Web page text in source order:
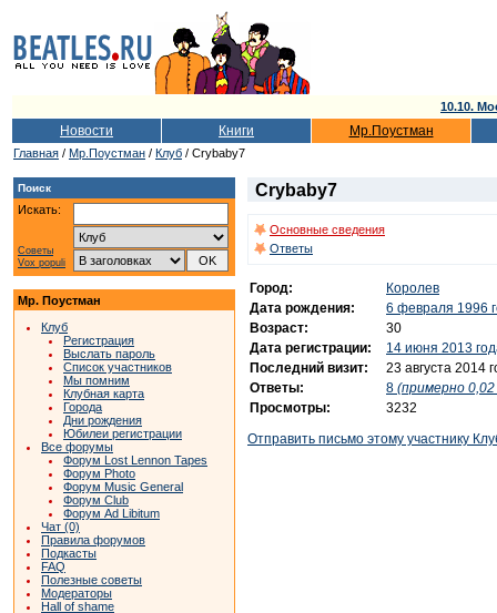
10.10.
Новости Книги Мр.Поустман
Главная / Мр.Поустман / Клуб / Crybaby7
Поиск
Искать:
Советы
Vox populi
Мр. Поустман
Клуб
Регистрация
Выслать пароль
Список участников
Мы помним
Клубная карта
Города
Дни рождения
Юбилеи регистрации
Все форумы
Форум Lost Lennon Tapes
Форум Photo
Форум Music General
Форум Club
Форум Ad Libitum
Чат (0)
Правила форумов
Подкасты
FAQ
Полезные советы
Модераторы
Hall of shame
Crybaby7
Основные сведения
Ответы
Город:
Королев
Дата рождения:
6 февраля 1996
Возраст:
30
Дата регистрации:
14 июня 2013
Последний визит:
23 августа 2014
Ответы:
8 (примерно 0,02
Просмотры:
3232
Отправить письмо этому участнику